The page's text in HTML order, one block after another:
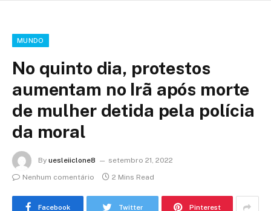
MUNDO
No quinto dia, protestos
aumentam no Irã após morte
de mulher detida pela polícia
da moral
By uesleiiclone8
setembro 21, 2022
Nenhum comentário
2 Mins Read
Facebook Twitter Pinterest